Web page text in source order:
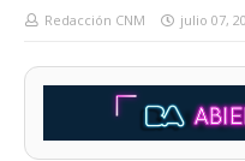
Redacción CNM julio 07,